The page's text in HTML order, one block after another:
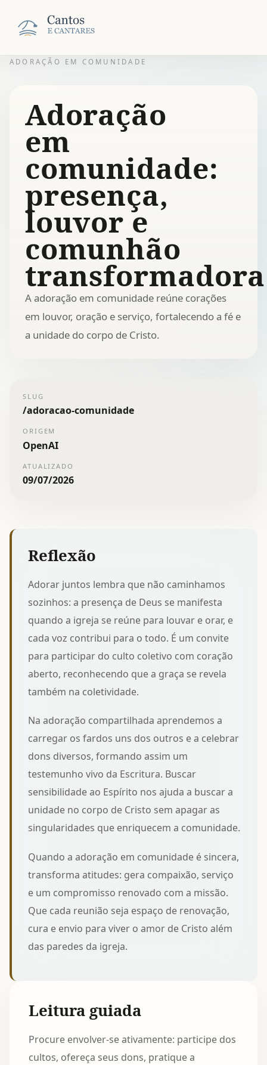
ADORAÇÃO EM COMUNIDADE
Adoração
em
comunidade:
presença,
louvor e
comunhão
transformadora
A adoração em comunidade reúne corações
em louvor, oração e serviço, fortalecendo a fé e
a unidade do corpo de Cristo.
SLUG
/adoracao-comunidade
ORIGEM
OpenAI
ATUALIZADO
09/07/2026
Reflexão
Adorar juntos lembra que não caminhamos
sozinhos: a presença de Deus se manifesta
quando a igreja se reúne para louvar e orar, e
cada voz contribui para o todo. É um convite
para participar do culto coletivo com coração
aberto, reconhecendo que a graça se revela
também na coletividade.
Na adoração compartilhada aprendemos a
carregar os fardos uns dos outros e a celebrar
dons diversos, formando assim um
testemunho vivo da Escritura. Buscar
sensibilidade ao Espírito nos ajuda a buscar a
unidade no corpo de Cristo sem apagar as
singularidades que enriquecem a comunidade.
Quando a adoração em comunidade é sincera,
transforma atitudes: gera compaixão, serviço
e um compromisso renovado com a missão.
Que cada reunião seja espaço de renovação,
cura e envio para viver o amor de Cristo além
das paredes da igreja.
Leitura guiada
Procure envolver-se ativamente: participe dos
cultos, ofereça seus dons, pratique a